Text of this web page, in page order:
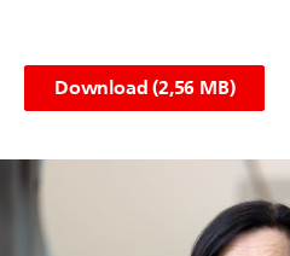
Download (2,56 MB)